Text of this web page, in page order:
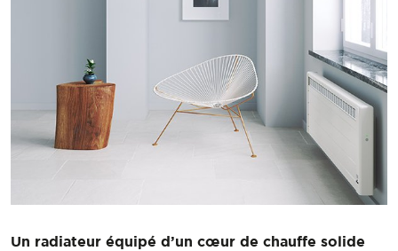
Un radiateur équipé d’un cœur de chauffe solide